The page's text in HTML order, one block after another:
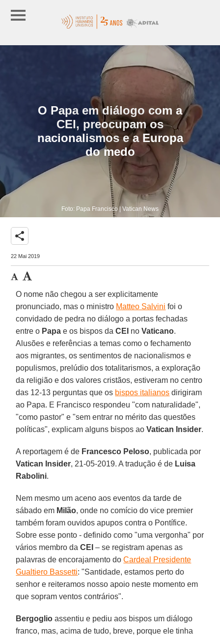
O Papa em diálogo com a
CEI, preocupam os
nacionalismos e a Europa
do medo
Foto: Papa Francisco | Vatican News
share
22 Mai 2019
O nome não chegou a ser explicitamente
pronunciado, mas o ministro Matteo Salvini foi o
convidado de pedra no diálogo a portas fechadas
entre o Papa e os bispos daCEI noVaticano.
Alusões e referências a temas como o fechamento
aos migrantes, os sentimentos de nacionalismos e
populismos, prelúdio dos totalitarismos, a exploração
da religião e dos valores cristãos, estiveram no centro
das 12-13 perguntas que os bispos italianos dirigiram
ao Papa. E Francisco respondeu "com naturalidade",
"como pastor" e "sem entrar no mérito das questões
políticas", explicam alguns bispos aoVatican Insider.
A reportagem é de Francesco Peloso, publicada por
Vatican Insider, 21-05-2019. A tradução é de Luisa
Rabolini.
Nem mesmo um aceno aos eventos da tarde de
sábado em Milão, onde no comício do vice premier
também foram ouvidos apupos contra o Pontífice.
Sobre esse ponto - definido como "uma vergonha" por
vários membro daCEI – se registram apenas as
palavras de encorajamento doCardeal Presidente
Gualtiero Bassetti: "Santidade, estamos perto do
senhor e reiteramos nosso apoio neste momento em
que sopram ventos contrários".
Bergoglio assentiu e pediu aos bispos um diálogo
franco, mas, acima de tudo, breve, porque ele tinha